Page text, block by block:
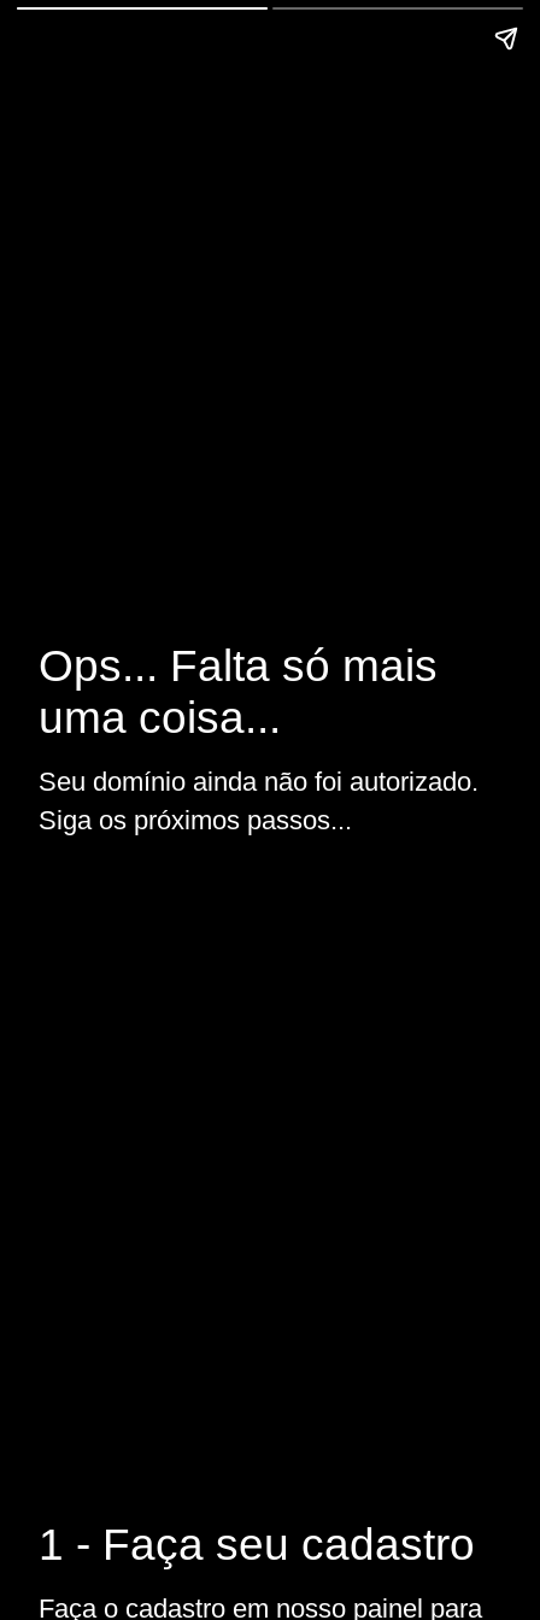
Ops... Falta só mais
uma coisa...
Seu domínio ainda não foi autorizado.
Siga os próximos passos...
1 - Faça seu cadastro
Faça o cadastro em nosso painel para